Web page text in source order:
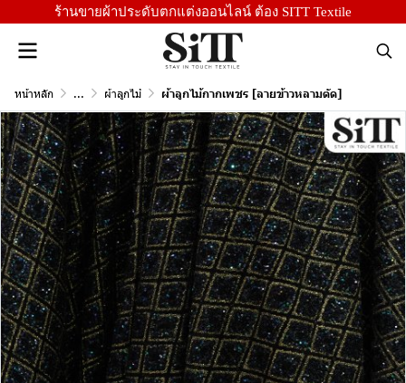
ร้านขายผ้าประดับตกแต่งออนไลน์ ต้อง SITT Textile
หน้าหลัก ... ผ้าลูกไม้ ผ้าลูกไม้กากเพชร [ลายข้าวหลามตัด]